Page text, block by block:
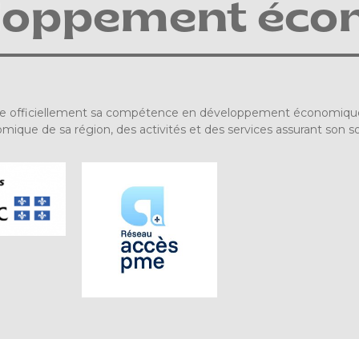
officiellement sa compétence en développement
de sa région, des activités et des services assurant son